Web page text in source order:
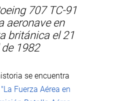
707 TC-91
aeronave en
británica el 21
1982
se encuentra
"La Fuerza Aérea en